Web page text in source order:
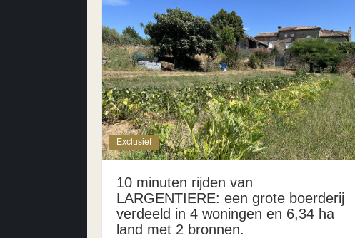
Exclusief
10 minuten rijden van
LARGENTIERE: een grote boerderij
verdeeld in 4 woningen en 6,34 ha
land met 2 bronnen.